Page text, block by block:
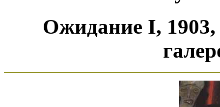
Ожидание I,